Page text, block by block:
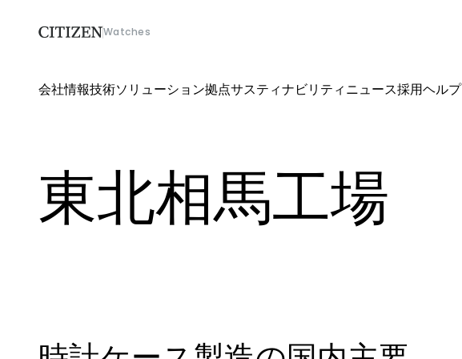
Watches
会社情報
拠点
採用
会社情報技術ソリューション拠点サスティナビリティニュース採用ヘルプ
東北相馬工場